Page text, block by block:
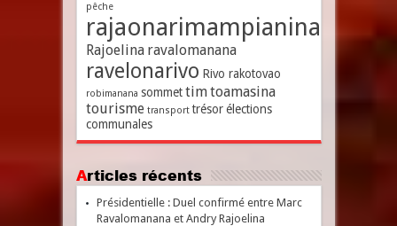
pêche
rajaonarimampianina
Rajoelina ravalomanana
ravelonarivo Rivo rakotovao
robimanana sommet timtoamasina
tourisme transport trésor élections
communales
Articles récents
Présidentielle : Duel confirmé entre Marc
Ravalomanana et Andry Rajoelina